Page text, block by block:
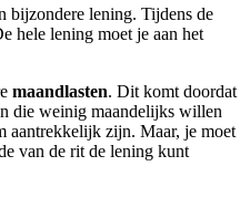
bijzondere lening. Tijdens de
hele lening moet je aan het
maandlasten. Dit komt doordat
die weinig maandelijks willen
aantrekkelijk zijn. Maar, je moet
van de rit de lening kunt